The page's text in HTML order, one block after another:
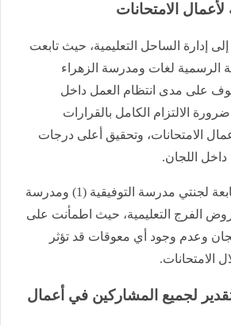
لأعمال الامتحانات
إدارة الساحل التعليمية، حيث تابعت
الرسمية لغات ومدرسة الزهراء
على مدى انتظام العمل داخل
الالتزام الكامل بالقرارات
الامتحانات، وتحقيق أعلى درجات
داخل اللجان.
واختتمت الجولة بمتابعة لجنتي مدرسة التوفيقية (1) ومدرسة
(2) بإدارة روض الفرج التعليمية، حيث اطمأنت على
وعدم وجود أي معوقات قد تؤثر
الامتحانات.
لجميع المشاركين في أعمال